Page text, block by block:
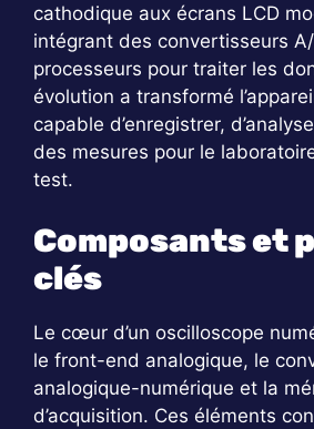
cathodique aux écrans LCD
intégrant des convertisseurs
processeurs pour traiter les
évolution a transformé
capable d’enregistrer,
des mesures pour le
test.
Composants et
clés
Le cœur d’un oscilloscope
le front-end analogique, le
analogique-numérique et la
d’acquisition. Ces éléments